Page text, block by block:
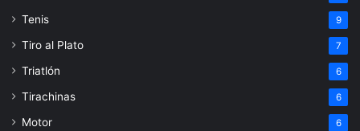
Tenis 9
Tiro al Plato 7
Triatlón 6
Tirachinas 6
Motor 6